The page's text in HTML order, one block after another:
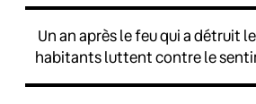
Un an après le feu qui a détruit
habitants luttent contre le